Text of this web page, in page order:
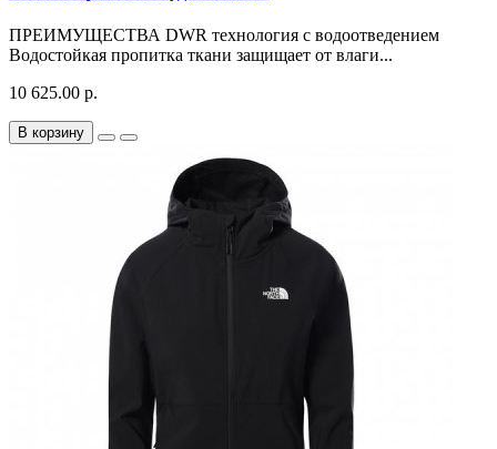
ПРЕИМУЩЕСТВА DWR технология с водоотведением
Водостойкая пропитка ткани защищает от влаги...
10 625.00 р.
В корзину